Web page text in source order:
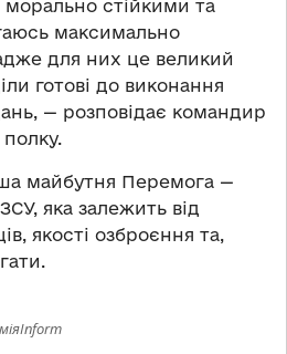
стійкими та
максимально
для них це великий
готові до виконання
— розповідає командир
полку.
майбутня Перемога —
яка залежить від
якості озброєння та,